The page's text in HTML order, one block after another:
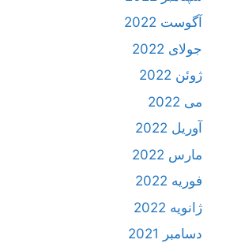
آگوست 2022
جولای 2022
ژوئن 2022
می 2022
آوریل 2022
مارس 2022
فوریه 2022
ژانویه 2022
دسامبر 2021